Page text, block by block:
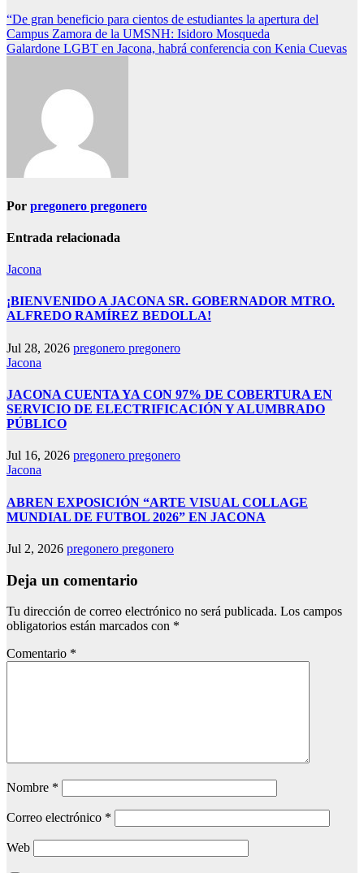
Navegación
de
“De gran beneficio para cientos de estudiantes la apertura del
Campus Zamora de la UMSNH: Isidoro Mosqueda
Galardone LGBT en Jacona, habrá conferencia con Kenia Cuevas
Por pregonero pregonero
Entrada relacionada
Jacona
¡BIENVENIDO A JACONA SR. GOBERNADOR MTRO.
ALFREDO RAMÍREZ BEDOLLA!
Jul 28, 2026 pregonero pregonero
Jacona
JACONA CUENTA YA CON 97% DE COBERTURA EN
SERVICIO DE ELECTRIFICACIÓN Y ALUMBRADO
PÚBLICO
Jul 16, 2026 pregonero pregonero
Jacona
ABREN EXPOSICIÓN “ARTE VISUAL COLLAGE
MUNDIAL DE FUTBOL 2026” EN JACONA
Jul 2, 2026 pregonero pregonero
Deja un comentario
Tu dirección de correo electrónico no será publicada. Los campos
obligatorios están marcados con *
Comentario *
Nombre *
Correo electrónico *
Web